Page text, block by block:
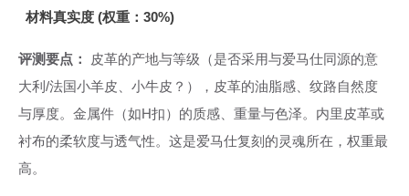
材料真实度 (权重：30%)
评测要点：
皮革的产地与等级（是否采用与爱马仕同源的意
大利/法国小羊皮、小牛皮？），皮革的油脂感、纹路自然度
与厚度。金属件（如H扣）的质感、重量与色泽。内里皮革或
衬布的柔软度与透气性。这是爱马仕复刻的灵魂所在，权重最
高。